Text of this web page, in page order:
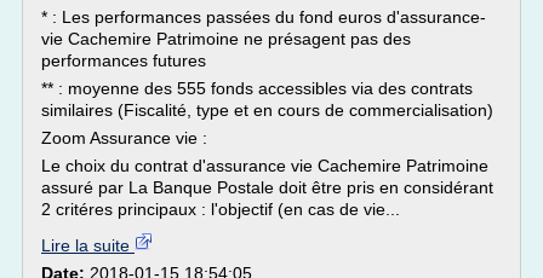
* : Les performances passées du fond euros d'assurance-
vie Cachemire Patrimoine ne présagent pas des
performances futures
** : moyenne des 555 fonds accessibles via des contrats
similaires (Fiscalité, type et en cours de commercialisation)
Zoom Assurance vie :
Le choix du contrat d'assurance vie Cachemire Patrimoine
assuré par La Banque Postale doit être pris en considérant
2 critéres principaux : l'objectif (en cas de vie...
Lire la suite
Date: 2018-01-15 18:54:05